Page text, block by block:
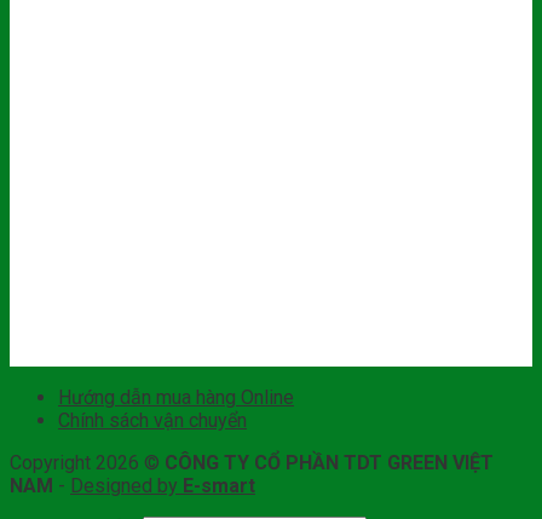
Hướng dẫn mua hàng Online
Chính sách vận chuyển
Copyright 2026 © CÔNG TY CỔ PHẦN TDT GREEN VIỆT
NAM - Designed by E-smart